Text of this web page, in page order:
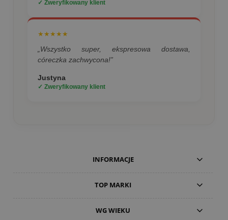
✓ Zweryfikowany klient
★★★★★
„Wszystko super, ekspresowa dostawa,
córeczka zachwycona!”
Justyna
✓ Zweryfikowany klient
INFORMACJE
TOP MARKI
WG WIEKU